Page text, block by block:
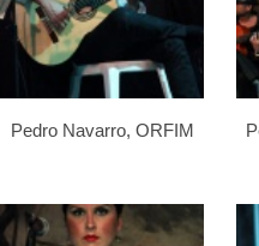
Pedro Navarro, ORFIM